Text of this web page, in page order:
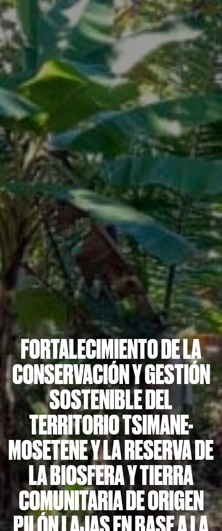
FORTALECIMIENTO DE LA
CONSERVACIÓN Y GESTIÓN
SOSTENIBLE DEL
TERRITORIO TSIMANE-
MOSETENE Y LA RESERVA DE
LA BIOSFERA Y TIERRA
COMUNITARIA DE ORIGEN